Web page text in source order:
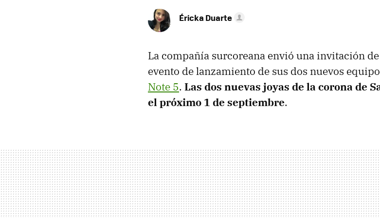
Éricka Duarte
La compañía surcoreana envió una invitación
evento de lanzamiento de sus dos nuevos
Note 5. Las dos nuevas joyas de la corona de
el próximo 1 de septiembre.